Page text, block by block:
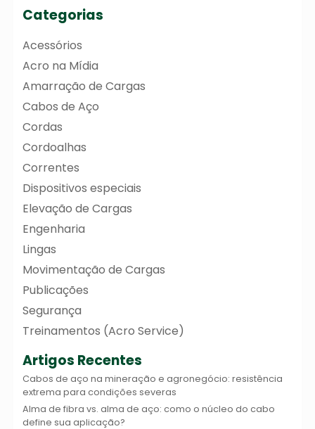
Categorias
Acessórios
Acro na Mídia
Amarração de Cargas
Cabos de Aço
Cordas
Cordoalhas
Correntes
Dispositivos especiais
Elevação de Cargas
Engenharia
Lingas
Movimentação de Cargas
Publicações
Segurança
Treinamentos (Acro Service)
Artigos Recentes
Cabos de aço na mineração e agronegócio: resistência
extrema para condições severas
Alma de fibra vs. alma de aço: como o núcleo do cabo
define sua aplicação?